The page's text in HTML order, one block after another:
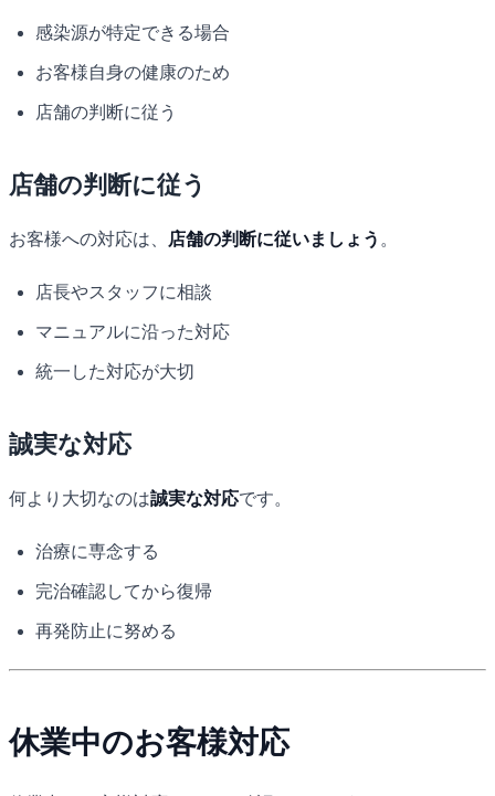
感染源が特定できる場合
お客様自身の健康のため
店舗の判断に従う
店舗の判断に従う
お客様への対応は、 店舗の判断に従いましょう 。
店長やスタッフに相談
マニュアルに沿った対応
統一した対応が大切
誠実な対応
何より大切なのは誠実な対応です。
治療に専念する
完治確認してから復帰
再発防止に努める
休業中のお客様対応